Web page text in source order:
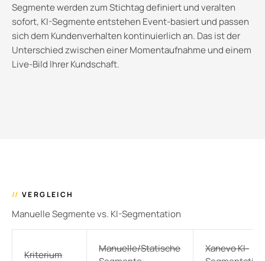
Segmente werden zum Stichtag definiert und veralten
sofort, KI-Segmente entstehen Event-basiert und passen
sich dem Kundenverhalten kontinuierlich an. Das ist der
Unterschied zwischen einer Momentaufnahme und einem
Live-Bild Ihrer Kundschaft.
// VERGLEICH
Manuelle Segmente vs. KI-Segmentation
Kriterium
Manuelle/Statische
Xanevo KI-